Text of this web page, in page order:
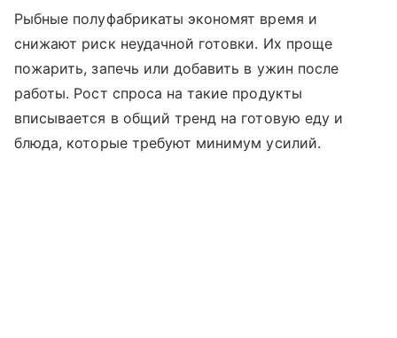
Рыбные полуфабрикаты экономят время и
снижают риск неудачной готовки. Их проще
пожарить, запечь или добавить в ужин после
работы. Рост спроса на такие продукты
вписывается в общий тренд на готовую еду и
блюда, которые требуют минимум усилий.